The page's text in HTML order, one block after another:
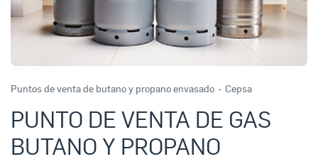
Puntos de venta de butano y propano envasado - Cepsa
PUNTO DE VENTA DE GAS
BUTANO Y PROPANO